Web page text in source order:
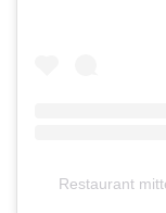
Restaurant